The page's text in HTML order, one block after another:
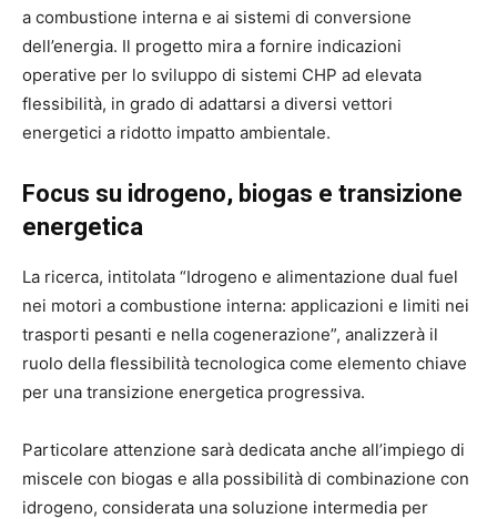
a combustione interna e ai sistemi di conversione
dell’energia. Il progetto mira a fornire indicazioni
operative per lo sviluppo di sistemi CHP ad elevata
flessibilità, in grado di adattarsi a diversi vettori
energetici a ridotto impatto ambientale.
Focus su idrogeno, biogas e transizione
energetica
La ricerca, intitolata “Idrogeno e alimentazione dual fuel
nei motori a combustione interna: applicazioni e limiti nei
trasporti pesanti e nella cogenerazione”, analizzerà il
ruolo della flessibilità tecnologica come elemento chiave
per una transizione energetica progressiva.
Particolare attenzione sarà dedicata anche all’impiego di
miscele con biogas e alla possibilità di combinazione con
idrogeno, considerata una soluzione intermedia per